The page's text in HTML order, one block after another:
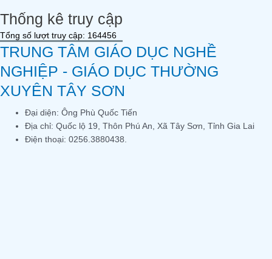
Thống kê truy cập
Tổng số lượt truy cập: 164456
TRUNG TÂM GIÁO DỤC NGHỀ
NGHIỆP - GIÁO DỤC THƯỜNG
XUYÊN TÂY SƠN
Đại diện: Ông Phù Quốc Tiến
Địa chỉ: Quốc lộ 19, Thôn Phú An, Xã Tây Sơn, Tỉnh Gia Lai
Điện thoại: 0256.3880438.